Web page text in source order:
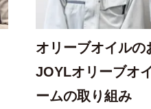
オリーブオイルの
JOYLオリーブオ
ームの取り組み